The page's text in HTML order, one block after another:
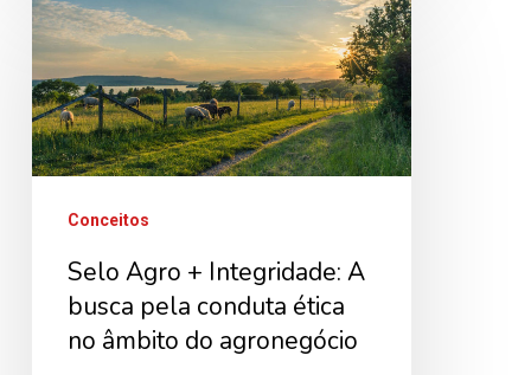
Agro
+
Integridade:
A
pela
conduta
ética
Conceitos
Selo Agro + Integridade: A
busca pela conduta ética
no âmbito do agronegócio